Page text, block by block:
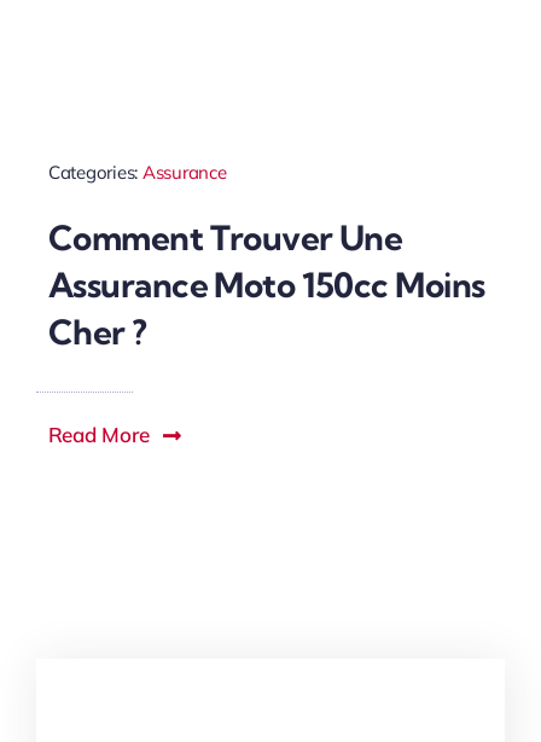
Categories: Assurance
Comment Trouver Une
Assurance Moto 150cc Moins
Cher ?
Read More